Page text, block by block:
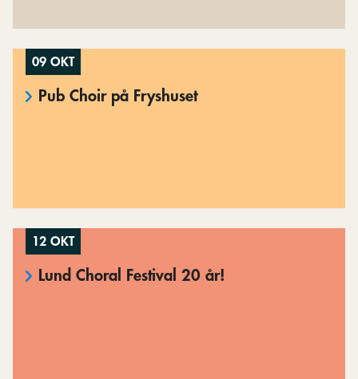
09 OKT
Pub Choir på Fryshuset
12 OKT
Lund Choral Festival 20 år!